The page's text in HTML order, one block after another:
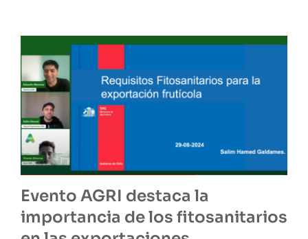
Evento AGRI destaca la
importancia de los fitosanitarios